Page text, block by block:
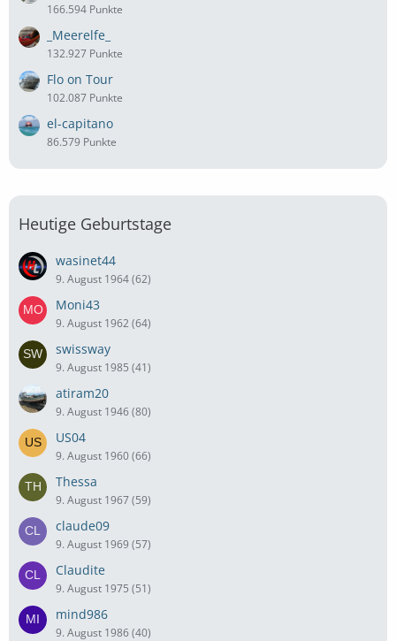
166.594 Punkte
_Meerelfe_
132.927 Punkte
Flo on Tour
102.087 Punkte
el-capitano
86.579 Punkte
Heutige Geburtstage
wasinet44
9. August 1964 (62)
Moni43
9. August 1962 (64)
swissway
9. August 1985 (41)
atiram20
9. August 1946 (80)
US04
9. August 1960 (66)
Thessa
9. August 1967 (59)
claude09
9. August 1969 (57)
Claudite
9. August 1975 (51)
mind986
9. August 1986 (40)